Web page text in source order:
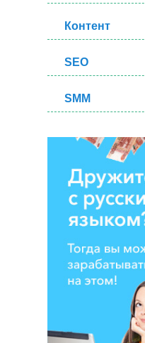
Контент
SEO
SMM